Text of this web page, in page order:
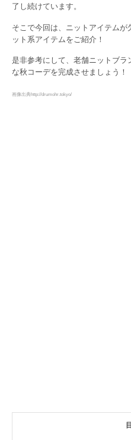
了し続けています。
そこで今回は、ニットアイテムが
ット系アイテムをご紹介！
是非参考にして、老舗ニットブ
な秋コーデを完成させましょう！
画像出典http://drumohr.tokyo/